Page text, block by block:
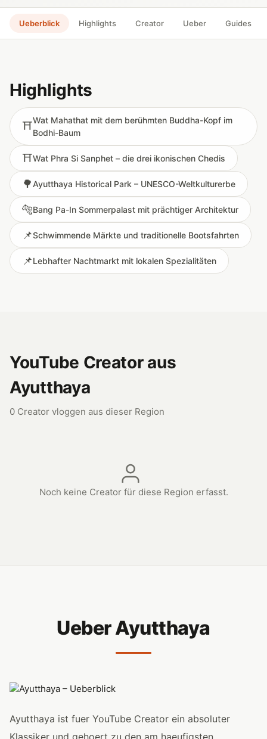
Ueberblick Highlights Creator Ueber Guides
Highlights
⛩️Wat Mahathat mit dem berühmten Buddha-Kopf im
Bodhi-Baum
⛩️Wat Phra Si Sanphet – die drei ikonischen Chedis
🌳 Ayutthaya Historical Park – UNESCO-Weltkulturerbe
🐅Bang Pa-In Sommerpalast mit prächtiger Architektur
📌Schwimmende Märkte und traditionelle Bootsfahrten
📌Lebhafter Nachtmarkt mit lokalen Spezialitäten
YouTube Creator aus
Ayutthaya
0 Creator vloggen aus dieser Region
Noch keine Creator für diese Region erfasst.
Ueber Ayutthaya
Ayutthaya ist fuer YouTube Creator ein absoluter
Klassiker und gehoert zu den am haeufigsten